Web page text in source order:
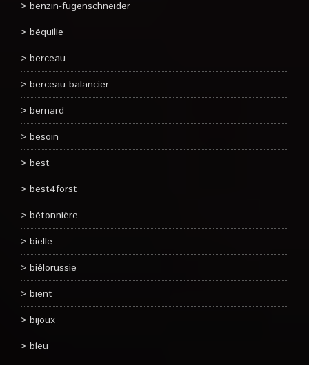
benzin-fugenschneider
béquille
berceau
berceau-balancier
bernard
besoin
best
best4forst
bétonnière
bielle
biélorussie
bient
bijoux
bleu